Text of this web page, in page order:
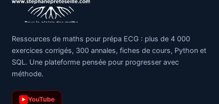
Ressources de maths pour prépa ECG : plus de 4 000
exercices corrigés, 300 annales, fiches de cours, Python et
SQL. Une plateforme pensée pour progresser avec
méthode.
▶ YouTube